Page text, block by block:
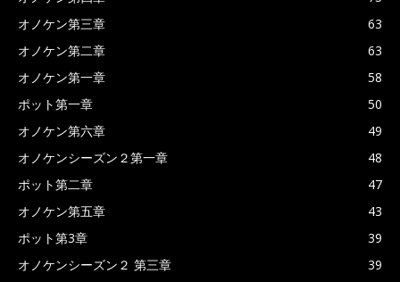
オノケン第三章
63
オノケン第二章
63
オノケン第一章
58
ポット第一章
50
オノケン第六章
49
オノケンシーズン２第一章
48
ポット第二章
47
オノケン第五章
43
ポット第3章
39
オノケンシーズン２ 第三章
39